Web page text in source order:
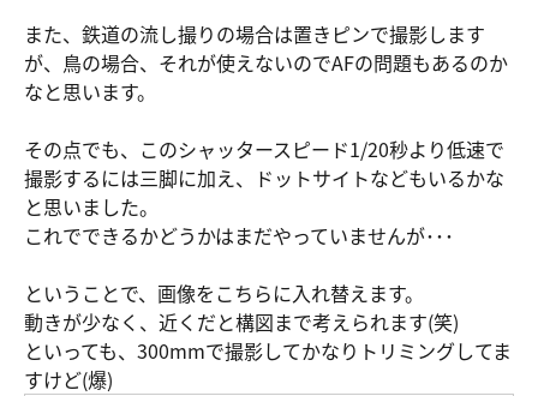
また、鉄道の流し撮りの場合は置きピンで撮影します
が、鳥の場合、それが使えないのでAFの問題もあるのか
なと思います。
その点でも、このシャッタースピード1/20秒より低速で
撮影するには三脚に加え、ドットサイトなどもいるかな
と思いました。
これでできるかどうかはまだやっていませんが･･･
ということで、画像をこちらに入れ替えます。
動きが少なく、近くだと構図まで考えられます(笑)
といっても、300mmで撮影してかなりトリミングしてま
すけど(爆)